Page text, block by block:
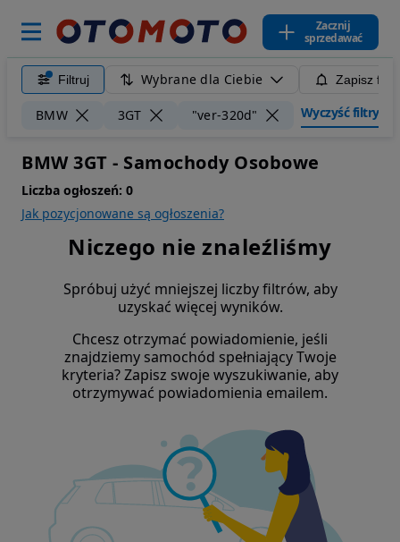
Zacznij
sprzedawać
Filtruj Wybrane dla Ciebie Zapisz
BMW 3GT "ver-320d" Wyczyść filtry
BMW 3GT - Samochody Osobowe
Liczba ogłoszeń: 0
Jak pozycjonowane są ogłoszenia?
Niczego nie znaleźliśmy
Spróbuj użyć mniejszej liczby filtrów, aby
uzyskać więcej wyników.
Chcesz otrzymać powiadomienie, jeśli
znajdziemy samochód spełniający Twoje
kryteria? Zapisz swoje wyszukiwanie, aby
otrzymywać powiadomienia emailem.